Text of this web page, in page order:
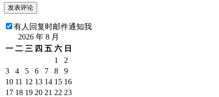
有人回复时邮件通知我
2026 年 8 月
一 二 三 四 五 六 日
1
2
3
4 5 6 7 8
9
10 11 12 13 14 15 16
17 18 19 20 21 22 23